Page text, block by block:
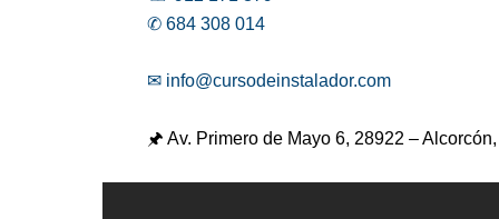
✆ 684 308 014
✉ info@cursodeinstalador.com
🖈 Av. Primero de Mayo 6, 28922 –